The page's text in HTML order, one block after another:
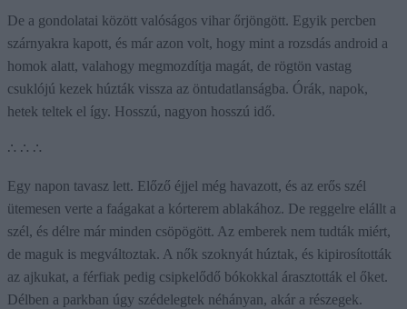
De a gondolatai között valóságos vihar őrjöngött. Egyik percben
szárnyakra kapott, és már azon volt, hogy mint a rozsdás android a
homok alatt, valahogy megmozdítja magát, de rögtön vastag
csuklójú kezek húzták vissza az öntudatlanságba. Órák, napok,
hetek teltek el így. Hosszú, nagyon hosszú idő.
∴ ∴ ∴
Egy napon tavasz lett. Előző éjjel még havazott, és az erős szél
ütemesen verte a faágakat a kórterem ablakához. De reggelre elállt a
szél, és délre már minden csöpögött. Az emberek nem tudták miért,
de maguk is megváltoztak. A nők szoknyát húztak, és kipirosították
az ajkukat, a férfiak pedig csipkelődő bókokkal árasztották el őket.
Délben a parkban úgy szédelegtek néhányan, akár a részegek.